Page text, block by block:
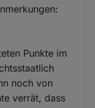
Punkte im
noch von
verrät, dass